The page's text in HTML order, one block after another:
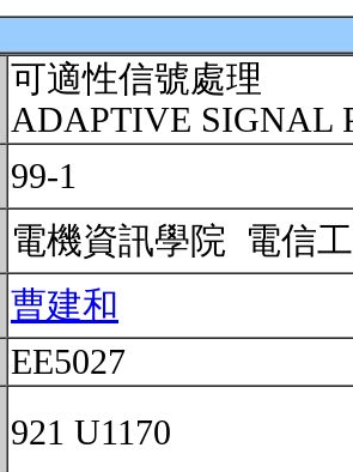
可適性信號處理
ADAPTIVE SIGNAL
99-1
電機資訊學院 電信
曹建和
EE5027
921 U1170